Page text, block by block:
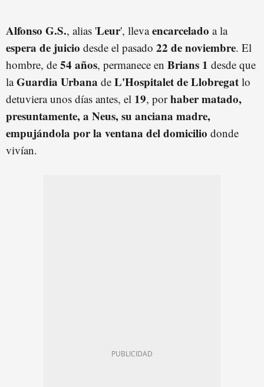
Alfonso G.S., alias 'Leur', llevaencarcelado a la
espera de juicio desde el pasado 22 de noviembre. El
hombre, de 54 años, permanece en Brians 1 desde que
laGuardia Urbana de L'Hospitalet de Llobregat lo
detuviera unos días antes, el 19, porhaber matado,
presuntamente, a Neus, su anciana madre,
empujándola por la ventana del domicilio donde
vivían.